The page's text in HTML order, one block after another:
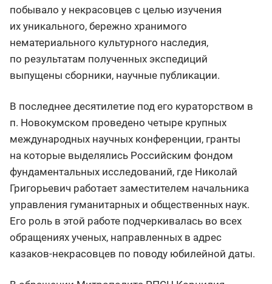
побывало у некрасовцев с целью изучения
их уникального, бережно хранимого
нематериального культурного наследия,
по результатам полученных экспедиций
выпущены сборники, научные публикации.
В последнее десятилетие под его кураторством в
п. Новокумском проведено четыре крупных
международных научных конференции, гранты
на которые выделялись Российским фондом
фундаментальных исследований, где Николай
Григорьевич работает заместителем начальника
управления гуманитарных и общественных наук.
Его роль в этой работе подчеркивалась во всех
обращениях ученых, направленных в адрес
казаков-некрасовцев по поводу юбилейной даты.